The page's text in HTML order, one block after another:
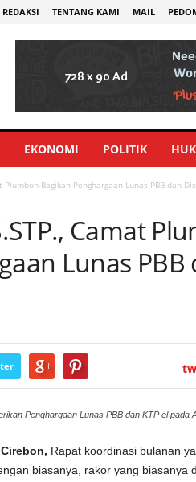
REDAKSI TENTANG KAMI MAIL
EKONOMI POLITIK
Plumbon Bagikan Penghargaan Lunas PBB dan
Camat
Lunas PBB
Penghargaan Lunas PBB dan KTP el pada
Rapat koordinasi bulanan
biasanya, rakor yang biasanya